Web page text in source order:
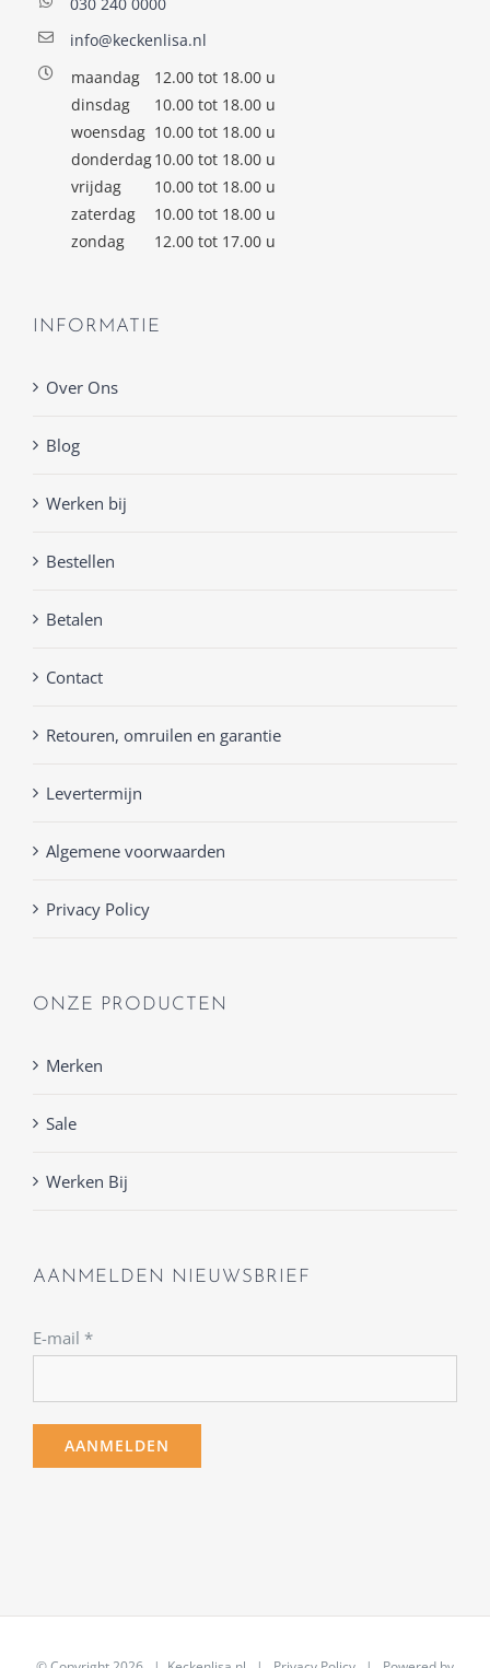
info@keckenlisa.nl
maandag
12.00 tot 18.00 u
dinsdag
10.00 tot 18.00 u
woensdag 10.00 tot 18.00 u
donderdag10.00 tot 18.00 u
vrijdag
10.00 tot 18.00 u
zaterdag
10.00 tot 18.00 u
zondag
12.00 tot 17.00 u
INFORMATIE
Over Ons
Blog
Werken bij
Bestellen
Betalen
Contact
Retouren, omruilen en garantie
Levertermijn
Algemene voorwaarden
Privacy Policy
ONZE PRODUCTEN
Merken
Sale
Werken Bij
AANMELDEN NIEUWSBRIEF
E-mail *